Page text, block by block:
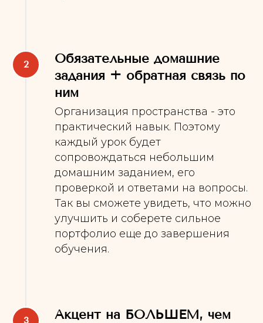
Обязательные домашние
задания + обратная связь по
ним
Организация пространства - это
практический навык. Поэтому
каждый урок будет
сопровождаться небольшим
домашним заданием, его
проверкой и ответами на вопросы.
Так вы сможете увидеть, что можно
улучшить и соберете сильное
портфолио еще до завершения
обучения.
Акцент на БОЛЬШЕМ, чем